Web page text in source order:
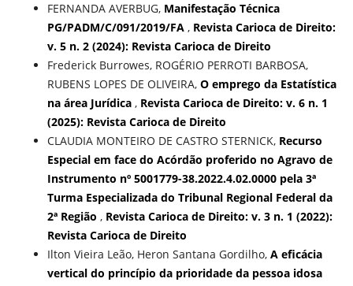
FERNANDA AVERBUG, Manifestação Técnica
PG/PADM/C/091/2019/FA , Revista Carioca de Direito:
v. 5 n. 2 (2024): Revista Carioca de Direito
Frederick Burrowes, ROGÉRIO PERROTI BARBOSA,
RUBENS LOPES DE OLIVEIRA, O emprego da Estatística
na área Jurídica , Revista Carioca de Direito: v. 6 n. 1
(2025): Revista Carioca de Direito
CLAUDIA MONTEIRO DE CASTRO STERNICK, Recurso
Especial em face do Acórdão proferido no Agravo de
Instrumento nº 5001779-38.2022.4.02.0000 pela 3ª
Turma Especializada do Tribunal Regional Federal da
2ª Região , Revista Carioca de Direito: v. 3 n. 1 (2022):
Revista Carioca de Direito
Ilton Vieira Leão, Heron Santana Gordilho, A eficácia
vertical do princípio da prioridade da pessoa idosa